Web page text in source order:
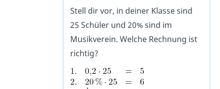
Stell dir vor, in deiner Klasse sind
25 Schüler und 20% sind im
Musikverein. Welche Rechnung ist
richtig?